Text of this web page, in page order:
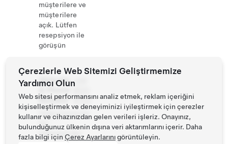
müşterilere ve
müşterilere
açık. Lütfen
resepsiyon ile
görüşün
Website
Number
+49
9743
https://www.ho
tel-
falkenhof.de/
Çerezlerle Web Sitemizi Geliştirmemize
Yardımcı Olun
Web sitesi performansını analiz etmek, reklam içeriğini
kişiselleştirmek ve deneyiminizi iyileştirmek için çerezler
kullanır ve cihazınızdan gelen verileri işleriz. Onayınız,
bulunduğunuz ülkenin dışına veri aktarımlarını içerir. Daha
fazla bilgi için Çerez Ayarlarınıgörüntüleyin.